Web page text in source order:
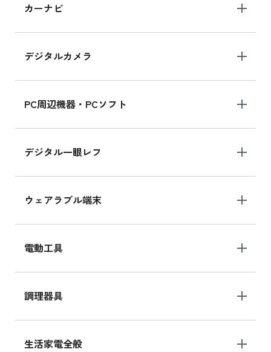
カーナビ
デジタルカメラ
PC周辺機器・PCソフト
デジタル一眼レフ
ウェアラブル端末
電動工具
調理器具
生活家電全般
MK2K3J/Aの新品買取価格はこちら